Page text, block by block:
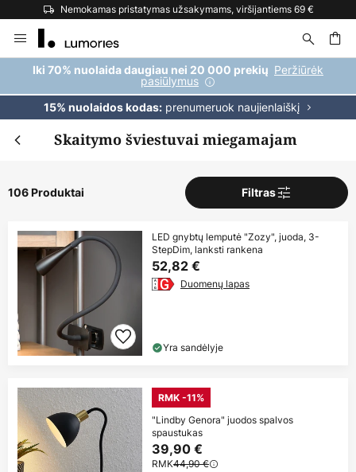
Didžiausias Europoje prekių ženklų asortimentas
to
Content
Iki 70% nuolaida daugiau nei 20 000 prekių Peržiūrėk
pasiūlymus
15% nuolaidos kodas:prenumeruok naujienlaiškį
Skaitymo šviestuvai miegamajam
106 Produktai Filtras
LED gnybtų lemputė "Zozy", juoda, 3-
StepDim, lanksti rankena
52,82 €
Duomenų lapas
Yra sandėlyje
RMK -11%
"Lindby Genora" juodos spalvos
spaustukas
39,90 €
RMK44,90 €